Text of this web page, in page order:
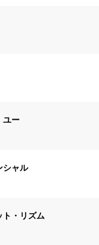
ユー
シャル
ト・リズム